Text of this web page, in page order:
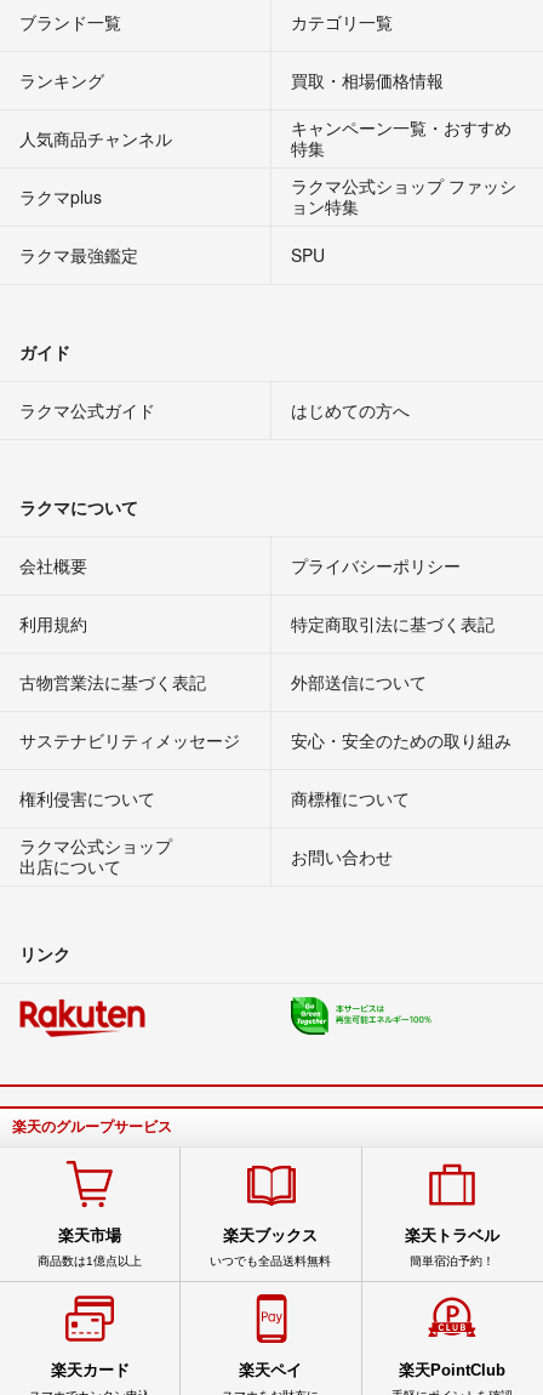
ブランド一覧 カテゴリ一覧
ランキング 買取・相場価格情報
人気商品チャンネル
キャンペーン一覧・おすすめ
特集
ラクマplus
ラクマ公式ショップ ファッシ
ョン特集
ラクマ最強鑑定
SPU
ガイド
ラクマ公式ガイド はじめての方へ
ラクマについて
会社概要 プライバシーポリシー
利用規約 特定商取引法に基づく表記
古物営業法に基づく表記 外部送信について
サステナビリティメッセージ 安心・安全のための取り組み
権利侵害について
商標権について
ラクマ公式ショップ
出店について
お問い合わせ
リンク
楽天のグループサービス
楽天市場
商品数は1億点以上
楽天ブックス
いつでも全品送料無料
楽天トラベル
簡単宿泊予約！
楽天カード 楽天ペイ 楽天PointClub